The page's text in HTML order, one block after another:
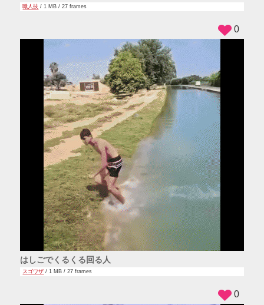
職人技 / 1 MB / 27 frames
はしごでくるくる回る人
スゴワザ / 1 MB / 27 frames
0
0